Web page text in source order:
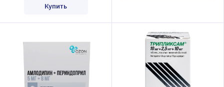
Купить